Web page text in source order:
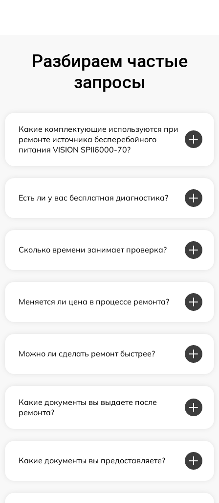
Разбираем частые
запросы
Какие комплектующие используются при
ремонте источника бесперебойного
питания VISION SPII6000-70?
Есть ли у вас бесплатная диагностика?
Сколько времени занимает проверка?
Меняется ли цена в процессе ремонта?
Можно ли сделать ремонт быстрее?
Какие документы вы выдаете после
ремонта?
Какие документы вы предоставляете?